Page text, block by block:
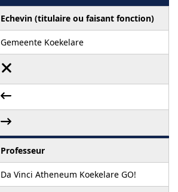
Echevin (titulaire ou faisant fonction)
Gemeente Koekelare
Professeur
Da Vinci Atheneum Koekelare GO!